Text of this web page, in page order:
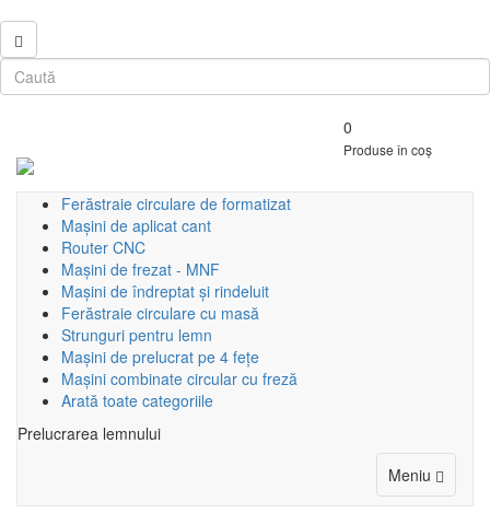
0
Produse în coș
Ferăstraie circulare de formatizat
Mașini de aplicat cant
Router CNC
Mașini de frezat - MNF
Mașini de îndreptat și rindeluit
Ferăstraie circulare cu masă
Strunguri pentru lemn
Mașini de prelucrat pe 4 fețe
Mașini combinate circular cu freză
Arată toate categoriile
Prelucrarea lemnului
Meniu Toggle